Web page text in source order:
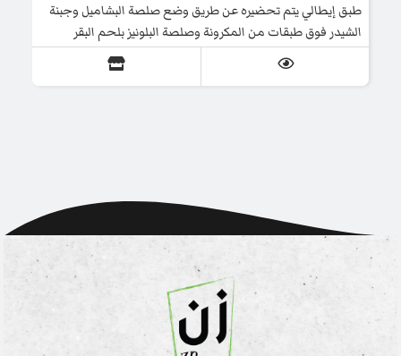
طبق إيطالي يتم تحضيره عن طريق وضع صلصة البشاميل وجبنة
الشيدر فوق طبقات من المكرونة وصلصة البلونيز بلحم البقر